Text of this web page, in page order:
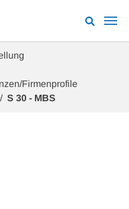
Firmenprofile
S 30 - MBS